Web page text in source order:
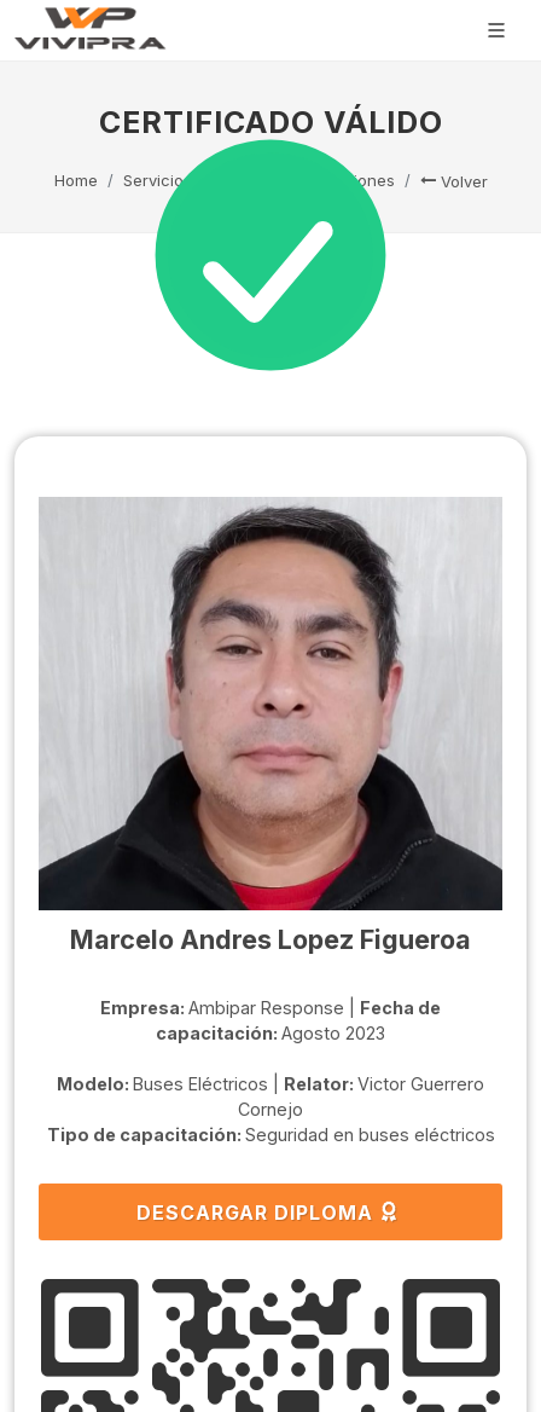
CERTIFICADO VÁLIDO
Home Servicio Técnico Capacitaciones Volver
Marcelo Andres Lopez Figueroa
Empresa: Ambipar Response |
Fecha de
capacitación: Agosto 2023
Modelo: Buses Eléctricos | Relator: Victor Guerrero
Cornejo
Tipo de capacitación: Seguridad en buses eléctricos
DESCARGAR DIPLOMA